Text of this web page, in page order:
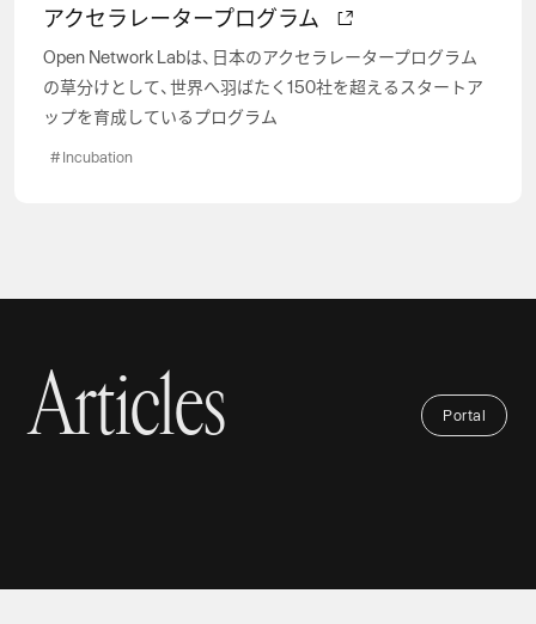
アクセラレータープログラム
Open Network Labは、日本のアクセラレータープログラム
の草分けとして、世界へ羽ばたく150社を超えるスタートア
ップを育成しているプログラム
# Incubation
Articles
Articles Portal
Portal
# Commerce # Marketing # PS Segment
戦略設計から売上拡大、データ活用まで支援す
る「DGビジネステクノロジー」誕生
2025.08.08
トアップに資金・アセットを積極投資。日本を
もう一度、経済大国へ
# Payment # Fintech # Investment # PS Segment
ック編：金融機関とテック企業が挑む新規事業
開発
【DG×りそな 提携の軌跡 #02】決済編：法人間
のキャッシュレス決済を推進し、全国の中小企
業のDXを支援する